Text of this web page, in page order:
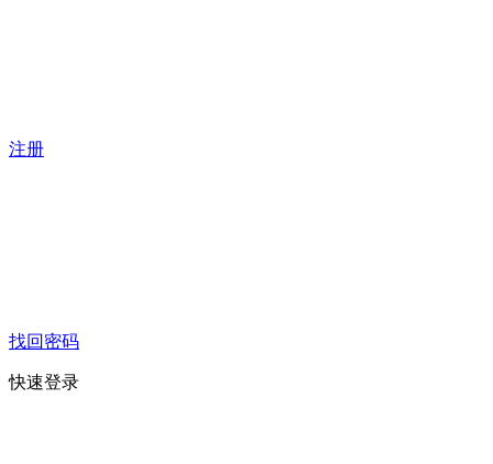
注册
找回密码
快速登录